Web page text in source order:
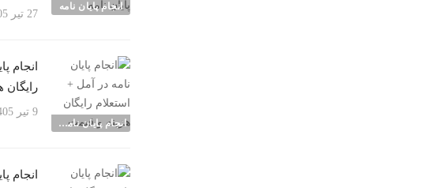
انجام پایان نامه
27 تیر 1405
انجام پایان نامه شهرها
انجام
رایگان
9 تیر 1405
انجام